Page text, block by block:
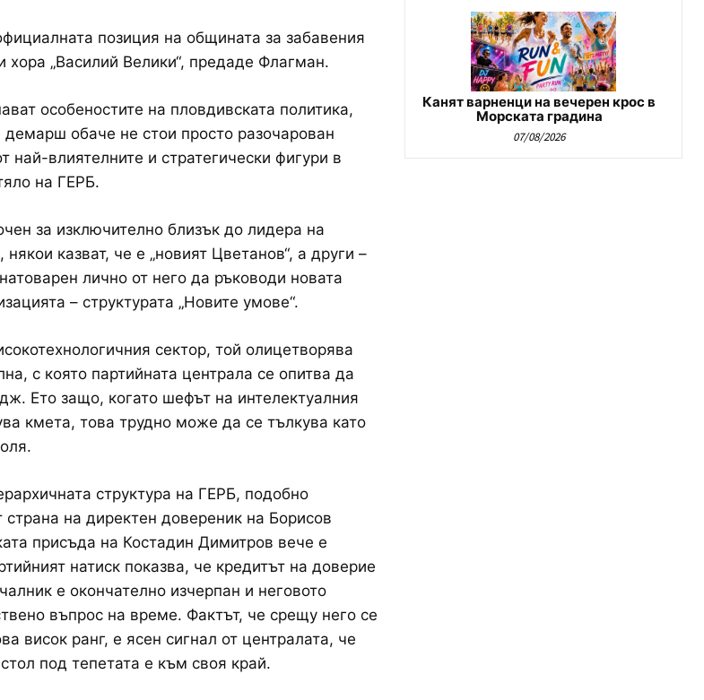
позиция на общината за забавения
хора „Василий Велики“, предаде Флагман.
особеностите на пловдивската политика,
обаче не стои просто разочарован
най-влиятелните и стратегически фигури в
на ГЕРБ.
за изключително близък до лидера на
казват, че е „новият Цветанов“, а други –
лично от него да ръководи новата
– структурата „Новите умове“.
сектор, той олицетворява
с която партийната централа се опитва да
Ето защо, когато шефът на интелектуалния
кмета, това трудно може да се тълкува като
структура на ГЕРБ, подобно
на директен довереник на Борисов
присъда на Костадин Димитров вече е
натиск показва, че кредитът на доверие
е окончателно изчерпан и неговото
въпрос на време. Фактът, че срещу него се
висок ранг, е ясен сигнал от централата, че
под тепетата е към своя край.
Канят варненци на вечерен крос в
Морската градина
07/08/2026